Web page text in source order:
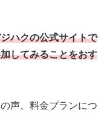
ハクの公式サイトで
してみることをおす
声、料金プランにつ